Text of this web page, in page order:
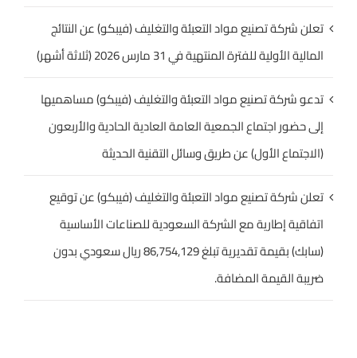
تعلن شركة تصنيع مواد التعبئة والتغليف (فيبكو) عن النتائج
المالية الأولية للفترة المنتهية في 31 مارس 2026 (ثلاثة أشهر)
تدعو شركة تصنيع مواد التعبئة والتغليف (فيبكو) مساهميها
إلى حضور اجتماع الجمعية العامة العادية الحادية والأربعون
(الاجتماع الأول) عن طريق وسائل التقنية الحديثة
تعلن شركة تصنيع مواد التعبئة والتغليف (فيبكو) عن توقيع
اتفاقية إطارية مع الشركة السعودية للصناعات الأساسية
(سابك) بقيمة تقديرية تبلغ 86,754,129 ريال سعودي بدون
ضريبة القيمة المضافة.